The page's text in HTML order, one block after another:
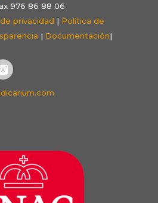
976 86 88 06
privacidad | Política de
| Documentación|